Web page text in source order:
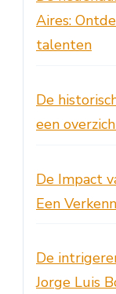
Aires:
talenten
De
een
De Impact
Een
De
Jorge Luis